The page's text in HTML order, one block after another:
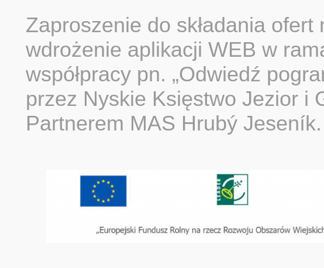
Zaproszenie do składania ofert
wdrożenie aplikacji WEB w
współpracy pn. „Odwiedź
przez Nyskie Księstwo Jezior i
Partnerem MAS Hrubý Jeseník.